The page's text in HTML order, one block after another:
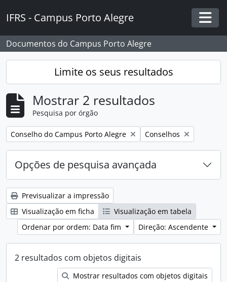
IFRS - Campus Porto Alegre
Documentos do Campus Porto Alegre
Limite os seus resultados
Mostrar 2 resultados
Pesquisa por órgão
Remover filtro:
Conselho do Campus Porto Alegre Remover filtro:
Conselhos
Opções de pesquisa avançada
Previsualizar a impressão
Visualização em ficha
Visualização em tabela
Ordenar por ordem: Data fim
Direção: Ascendente
2 resultados com objetos digitais
Mostrar resultados com objetos digitais